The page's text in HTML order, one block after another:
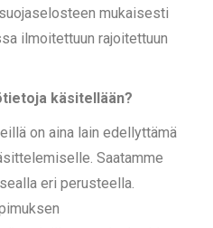
mukaisesti
ilmoitettuun rajoitettuun
käsitellään?
on aina lain edellyttämä
Saatamme
eri perusteella.